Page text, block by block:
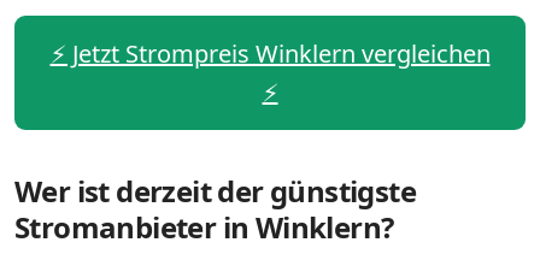
⚡️ Jetzt Strompreis Winklern vergleichen
⚡️
Wer ist derzeit der günstigste
Stromanbieter in Winklern?